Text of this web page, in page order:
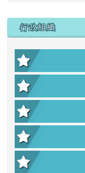
行政組織